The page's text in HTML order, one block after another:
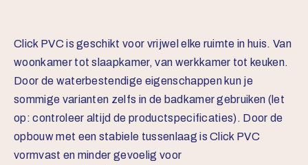
Click PVC is geschikt voor vrijwel elke ruimte in huis. Van
woonkamer tot slaapkamer, van werkkamer tot keuken.
Door de waterbestendige eigenschappen kun je
sommige varianten zelfs in de badkamer gebruiken (let
op: controleer altijd de productspecificaties). Door de
opbouw met een stabiele tussenlaag is Click PVC
vormvast en minder gevoelig voor